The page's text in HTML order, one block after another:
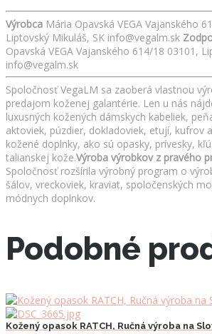
Výrobca Mária Opavská VEGA Vajanského
Liptovský Mikuláš, SK info@vegalm.sk
Opavská VEGA Vajanského 614/18 03101,
info@vegalm.sk
Spoločnosť VegaLM sa zaoberá vlastnou
predajom koženej galantérie. Len u nás
luxusných kožených dámskych kabeliek,
aktoviek, púzdier, dokladoviek, etují, kufrov
kožené doplnky, ako sú opasky, prívesky,
talianskej kože.Výroba výrobkov z pravého
Spoločnosť rozšírila výrobný program o
šálov, vreckoviek, kraviat, spoločenských
módnych doplnkov.
Podobné
Kožený opasok RATCH, Ručná výroba na